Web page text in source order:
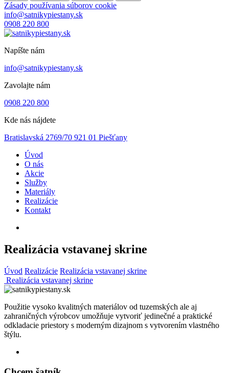
Zásady používania súborov cookie
info@satnikypiestany.sk
0908 220 800
Napíšte nám
info@satnikypiestany.sk
Zavolajte nám
0908 220 800
Kde nás nájdete
Bratislavská 2769/70 921 01 Piešťany
Úvod
O nás
Akcie
Služby
Materiály
Realizácie
Kontakt
Realizácia vstavanej skrine
Úvod Realizácie Realizácia vstavanej skrine
Realizácia vstavanej skrine
Použitie vysoko kvalitných materiálov od tuzemských ale aj
zahraničných výrobcov umožňuje vytvoriť jedinečné a praktické
odkladacie priestory s moderným dizajnom s vytvorením vlastného
štýlu.